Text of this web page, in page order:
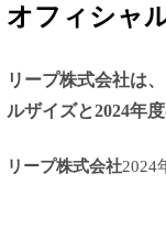
オフィシャ
リープ株式会社は
ルザイズと2024年
リープ株式会社2024